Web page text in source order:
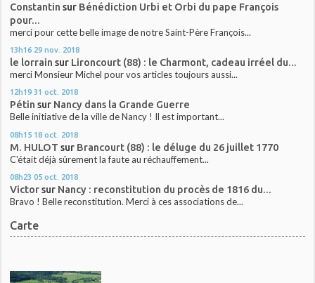
Constantin sur Bénédiction Urbi et Orbi du pape François
pour...
merci pour cette belle image de notre Saint-Père François...
13h16 29 nov. 2018
le lorrain sur Lironcourt (88) : le Charmont, cadeau irréel du...
merci Monsieur Michel pour vos articles toujours aussi...
12h19 31 oct. 2018
Pétin sur Nancy dans la Grande Guerre
Belle initiative de la ville de Nancy ! Il est important...
08h15 18 oct. 2018
M. HULOT sur Brancourt (88) : le déluge du 26 juillet 1770
C'était déjà sûrement la faute au réchauffement...
08h23 05 oct. 2018
Victorsur Nancy : reconstitution du procès de 1816 du...
Bravo ! Belle reconstitution. Merci à ces associations de...
Carte